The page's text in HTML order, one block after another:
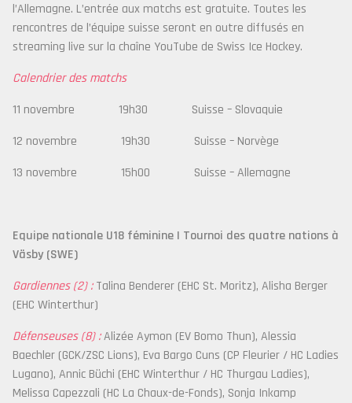
l’Allemagne. L’entrée aux matchs est gratuite. Toutes les
rencontres de l’équipe suisse seront en outre diffusés en
streaming live sur la chaîne YouTube de Swiss Ice Hockey.
Calendrier des matchs
11 novembre 19h30 Suisse – Slovaquie
12 novembre 19h30 Suisse – Norvège
13 novembre 15h00 Suisse – Allemagne
Equipe nationale U18 féminine | Tournoi des quatre nations à
Väsby (SWE)
Gardiennes (2) :Talina Benderer (EHC St. Moritz), Alisha Berger
(EHC Winterthur)
Défenseuses (8) :Alizée Aymon (EV Bomo Thun), Alessia
Baechler (GCK/ZSC Lions), Eva Bargo Cuns (CP Fleurier / HC Ladies
Lugano), Annic Büchi (EHC Winterthur / HC Thurgau Ladies),
Melissa Capezzali (HC La Chaux-de-Fonds), Sonja Inkamp